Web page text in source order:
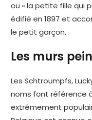
ou « la petite fille qui
édifié en 1897 et
le petit garçon.
Les murs
Les Schtroumpfs,
noms font référence
extrêmement